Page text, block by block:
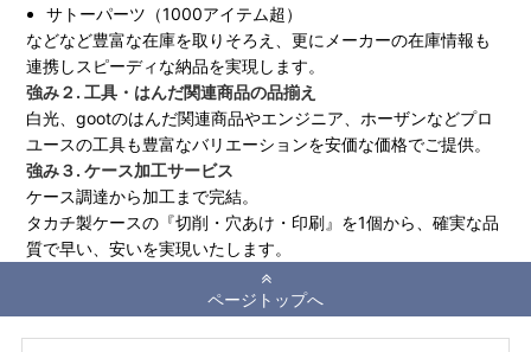
サトーパーツ（1000アイテム超）
などなど豊富な在庫を取りそろえ、更にメーカーの在庫情報も
連携しスピーディな納品を実現します。
強み２. 工具・はんだ関連商品の品揃え
白光、gootのはんだ関連商品やエンジニア、ホーザンなどプロ
ユースの工具も豊富なバリエーションを安価な価格でご提供。
強み３. ケース加工サービス
ケース調達から加工まで完結。
タカチ製ケースの『切削・穴あけ・印刷』を1個から、確実な品
質で早い、安いを実現いたします。
ページトップへ